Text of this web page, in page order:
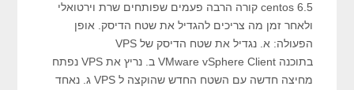
centos 6.5 קורה הרבה פעמים שפותחים שרת וירטואלי
ולאחר זמן מה צריכים להגדיל את שטח הדיסק. אופן
הפעולה: א. נגדיל את שטח הדיסק של VPS
בתוכנה VMware vSphere Client ב. נריץ את VPS נפתח
מחיצה חדשה עם השטח החדש שהוקצה ל VPS ג. נאחד